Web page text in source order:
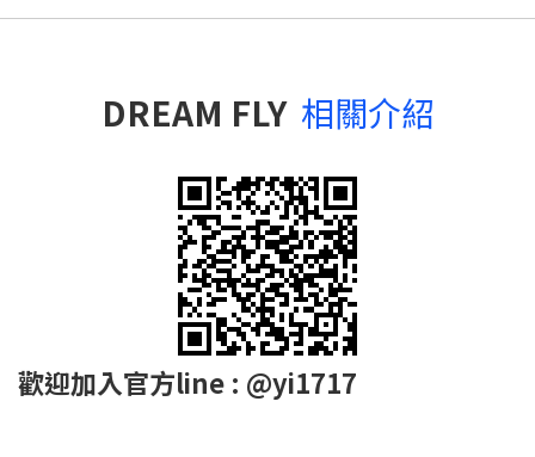
DREAM FLY 相關介紹
歡迎加入官方line : @yi1717